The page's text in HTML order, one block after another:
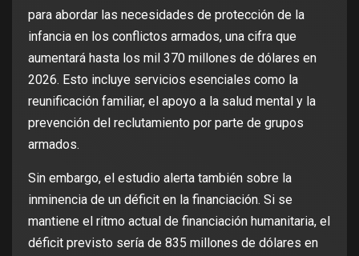
para abordar las necesidades de protección de la
infancia en los conflictos armados, una cifra que
aumentará hasta los mil 370 millones de dólares en
2026. Esto incluye servicios esenciales como la
reunificación familiar, el apoyo a la salud mental y la
prevención del reclutamiento por parte de grupos
armados.
Sin embargo, el estudio alerta también sobre la
inminencia de un déficit en la financiación. Si se
mantiene el ritmo actual de financiación humanitaria, el
déficit previsto sería de 835 millones de dólares en